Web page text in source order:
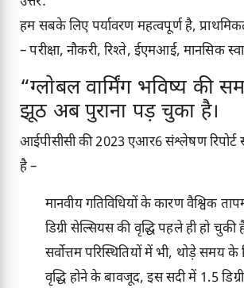
हम सबके लिए पर्यावरण महत्वपूर्ण है,
– परीक्षा, नौकरी, रिश्ते, ईएमआई, मानसिक
“ग्लोबल वार्मिंग भविष्य की
झूठ अब पुराना पड़ चुका है।
आईपीसीसी की 2023 एआर6 संश्लेषण रिपोर्ट
है –
मानवीय गतिविधियों के कारण वैश्विक
डिग्री सेल्सियस की वृद्धि पहले ही हो चुकी
सर्वोत्तम परिस्थितियों में भी, थोड़े समय
वृद्धि होने के बावजूद, इस सदी में 1.5